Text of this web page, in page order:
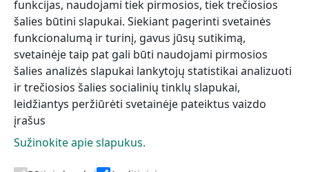
←Keramikos
dirbtuvės Ciparnīca
Apžvalgos aikštelė
Kamparkalns→
funkcijas, naudojami tiek pirmosios, tiek trečiosios
šalies būtini slapukai. Siekiant pagerinti svetainės
funkcionalumą ir turinį, gavus jūsų sutikimą,
svetainėje taip pat gali būti naudojami pirmosios
šalies analizės slapukai lankytojų statistikai analizuoti
ir trečiosios šalies socialinių tinklų slapukai,
leidžiantys peržiūrėti svetainėje pateiktus vaizdo
įrašus
Sužinokite apie slapukus.